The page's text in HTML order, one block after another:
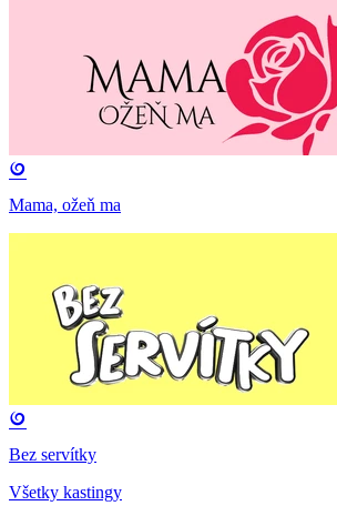
Mama, ožeň ma
Bez servítky
Všetky kastingy